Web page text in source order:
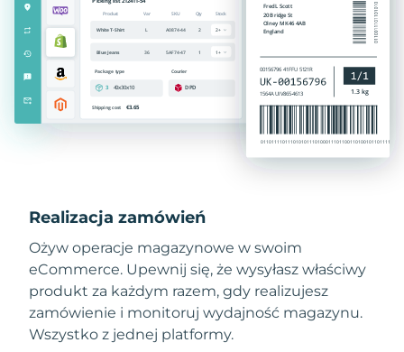
Realizacja zamówień
Ożyw operacje magazynowe w swoim
eCommerce. Upewnij się, że wysyłasz właściwy
produkt za każdym razem, gdy realizujesz
zamówienie i monitoruj wydajność magazynu.
Wszystko z jednej platformy.